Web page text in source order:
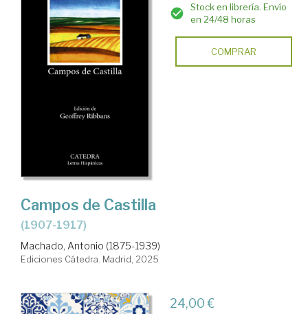
Stock en librería. Envío
en 24/48 horas
COMPRAR
Campos de Castilla
(1907-1917)
Machado, Antonio (1875-1939)
Ediciones Cátedra. Madrid, 2025
24,00 €